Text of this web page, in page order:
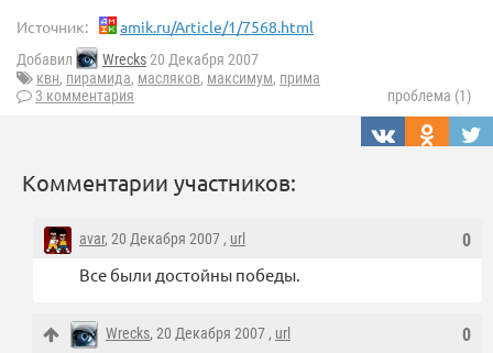
Источник: amik.ru/Article/1/7568.html
Добавил Wrecks20 Декабря 2007
квн, пирамида, масляков, максимум, прима
3 комментария
проблема (1)
Комментарии участников:
0
avar, 20 Декабря 2007 , url
Все были достойны победы.
0
Wrecks, 20 Декабря 2007 , url